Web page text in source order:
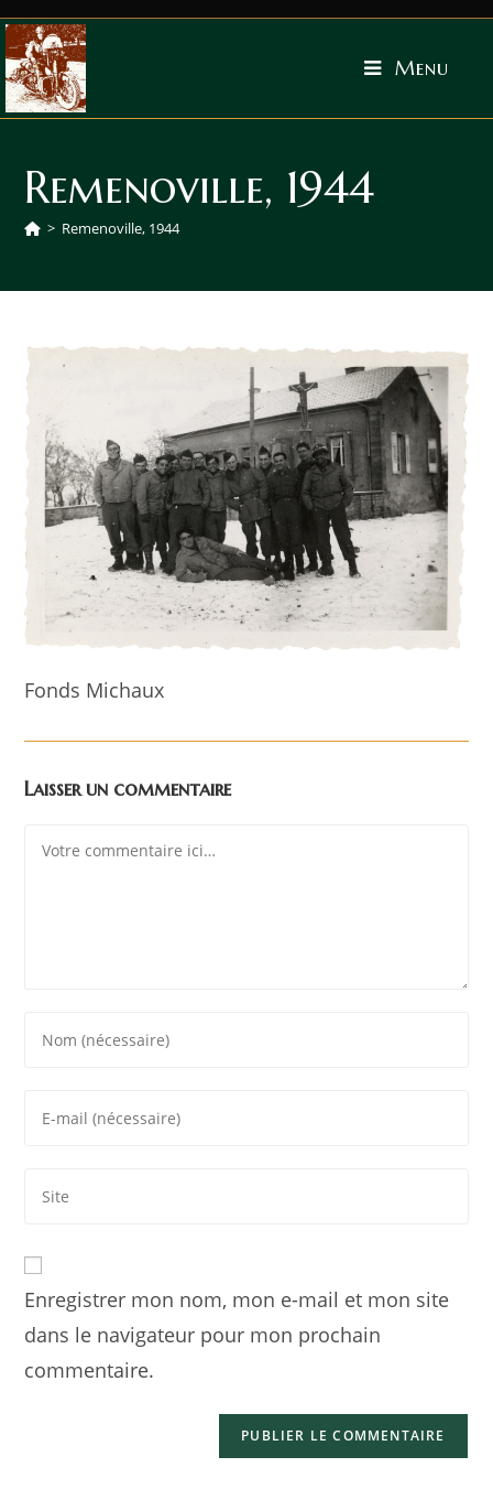
Menu
Remenoville, 1944
> Remenoville, 1944
Fonds Michaux
Laisser un commentaire
Enregistrer mon nom, mon e-mail et mon site
dans le navigateur pour mon prochain
commentaire.